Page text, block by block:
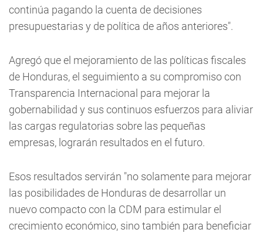
continúa pagando la cuenta de decisiones
presupuestarias y de política de años anteriores".
Agregó que el mejoramiento de las políticas fiscales
de Honduras, el seguimiento a su compromiso con
Transparencia Internacional para mejorar la
gobernabilidad y sus continuos esfuerzos para aliviar
las cargas regulatorias sobre las pequeñas
empresas, lograrán resultados en el futuro.
Esos resultados servirán "no solamente para mejorar
las posibilidades de Honduras de desarrollar un
nuevo compacto con la CDM para estimular el
crecimiento económico, sino también para beneficiar